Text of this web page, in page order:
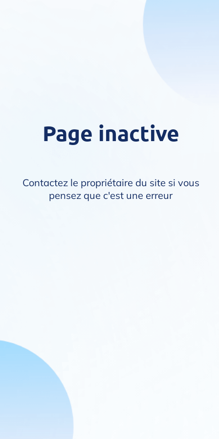
Page inactive
Contactez le propriétaire du site si vous
pensez que c'est une erreur